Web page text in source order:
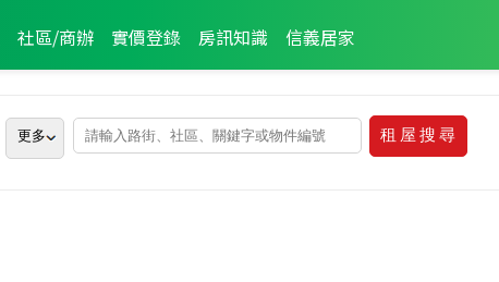
社區/商辦 實價登錄 房訊知識 信義居家
更多